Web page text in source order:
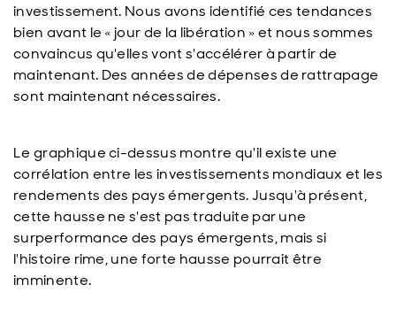
investissement. Nous avons identifié ces tendances
bien avant le « jour de la libération » et nous sommes
convaincus qu'elles vont s'accélérer à partir de
maintenant. Des années de dépenses de rattrapage
sont maintenant nécessaires.
Le graphique ci-dessus montre qu'il existe une
corrélation entre les investissements mondiaux et les
rendements des pays émergents. Jusqu'à présent,
cette hausse ne s'est pas traduite par une
surperformance des pays émergents, mais si
l'histoire rime, une forte hausse pourrait être
imminente.